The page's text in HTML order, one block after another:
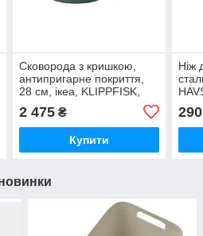
Сковорода з кришкою,
антипригарне покриття,
28 см, ікеа, KLIPPFISK,
2 475₴
Купити
Ніж
290